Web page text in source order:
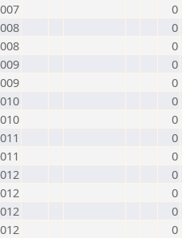
0
0
0
0
0
0
0
0
0
0
0
0
0